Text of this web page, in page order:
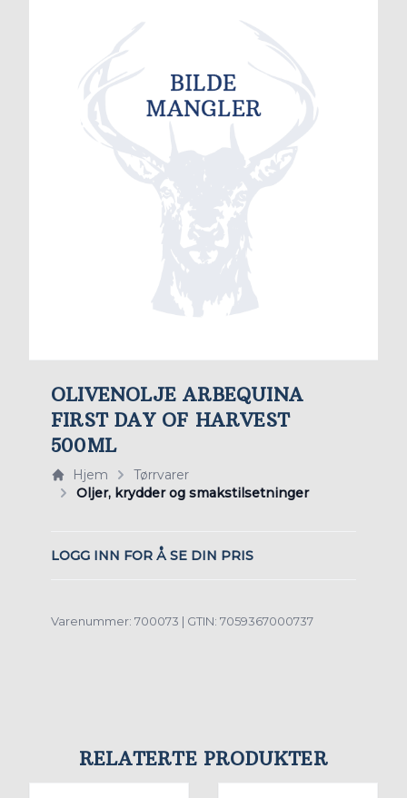
OLIVENOLJE ARBEQUINA
FIRST DAY OF HARVEST
500ML
Hjem
Tørrvarer
Oljer, krydder og smakstilsetninger
LOGG INN FOR Å SE DIN PRIS
Varenummer: 700073 | GTIN: 7059367000737
RELATERTE PRODUKTER